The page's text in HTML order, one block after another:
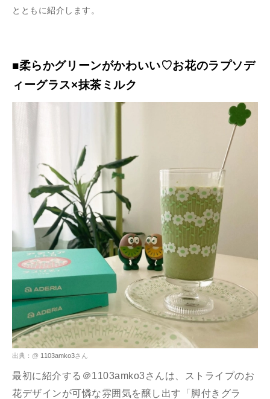
とともに紹介します。
■柔らかグリーンがかわいい♡お花のラプソデ
ィーグラス×抹茶ミルク
出典：@ 1103amko3さん
最初に紹介する＠1103amko3さんは、ストライプのお
花デザインが可憐な雰囲気を醸し出す「脚付きグラ